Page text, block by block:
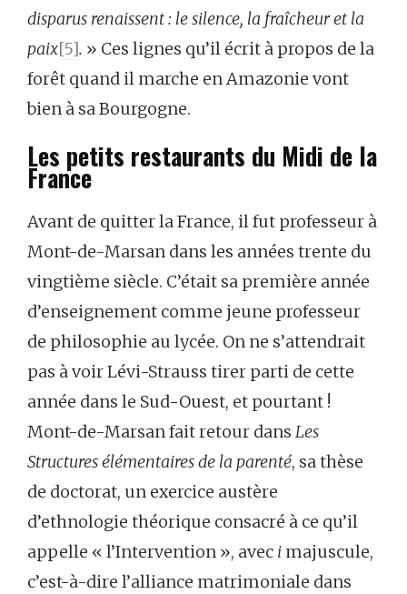
disparus renaissent : le silence, la fraîcheur et la
paix[5]. » Ces lignes qu’il écrit à propos de la
forêt quand il marche en Amazonie vont
bien à sa Bourgogne.
Les petits restaurants du Midi de la
France
Avant de quitter la France, il fut professeur à
Mont-de-Marsan dans les années trente du
vingtième siècle. C’était sa première année
d’enseignement comme jeune professeur
de philosophie au lycée. On ne s’attendrait
pas à voir Lévi-Strauss tirer parti de cette
année dans le Sud-Ouest, et pourtant !
Mont-de-Marsan fait retour dans Les
Structures élémentaires de la parenté, sa thèse
de doctorat, un exercice austère
d’ethnologie théorique consacré à ce qu’il
appelle « l’Intervention », avec i majuscule,
c’est-à-dire l’alliance matrimoniale dans